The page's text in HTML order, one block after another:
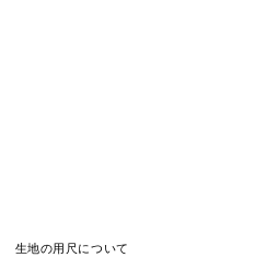
生地の用尺について